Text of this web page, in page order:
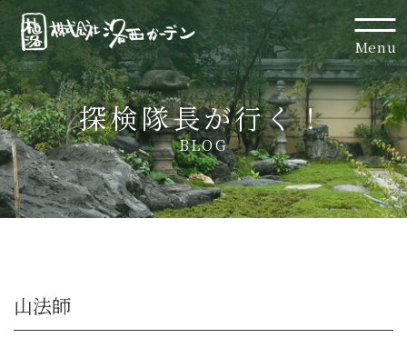
Menu
探検隊長が行く！
BLOG
山法師